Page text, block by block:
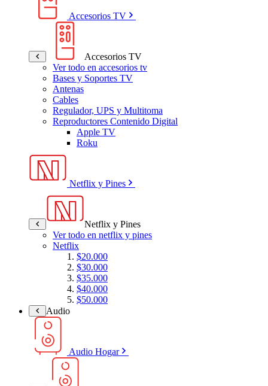
Accesorios TV
Accesorios TV
Ver todo en accesorios tv
Bases y Soportes TV
Antenas
Cables
Regulador, UPS y Multitoma
Reproductores Contenido Digital
Apple TV
Roku
Netflix y Pines
Netflix y Pines
Ver todo en netflix y pines
Netflix
$20.000
$30.000
$35.000
$40.000
$50.000
Audio
Audio Hogar